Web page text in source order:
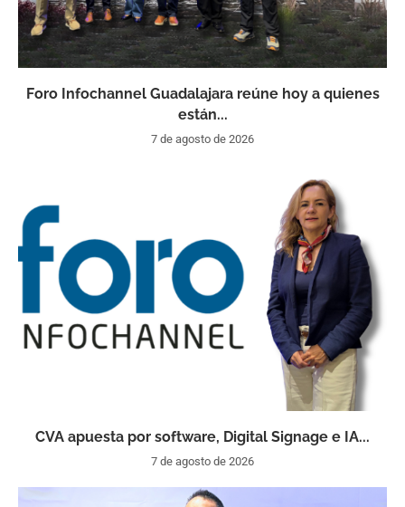
Foro Infochannel Guadalajara reúne hoy a quienes
están...
7 de agosto de 2026
CVA apuesta por software, Digital Signage e IA...
7 de agosto de 2026